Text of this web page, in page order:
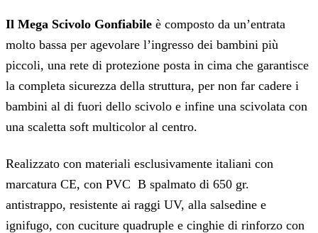
Il Mega Scivolo Gonfiabile è composto da un’entrata
molto bassa per agevolare l’ingresso dei bambini più
piccoli, una rete di protezione posta in cima che garantisce
la completa sicurezza della struttura, per non far cadere i
bambini al di fuori dello scivolo e infine una scivolata con
una scaletta soft multicolor al centro.
Realizzato con materiali esclusivamente italiani con
marcatura CE, con PVC B spalmato di 650 gr.
antistrappo, resistente ai raggi UV, alla salsedine e
ignifugo, con cuciture quadruple e cinghie di rinforzo con